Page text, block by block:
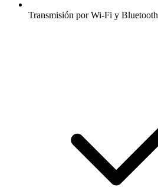
Transmisión por Wi-Fi y Bluetooth